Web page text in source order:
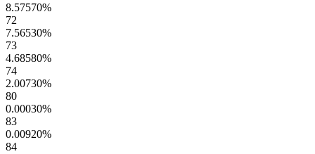
8.57570%
72
7.56530%
73
4.68580%
74
2.00730%
80
0.00030%
83
0.00920%
84